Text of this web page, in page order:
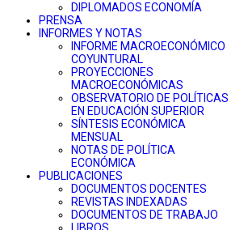
DIPLOMADOS ECONOMÍA
PRENSA
INFORMES Y NOTAS
INFORME MACROECONÓMICO
COYUNTURAL
PROYECCIONES
MACROECONÓMICAS
OBSERVATORIO DE POLÍTICAS
EN EDUCACIÓN SUPERIOR
SÍNTESIS ECONÓMICA
MENSUAL
NOTAS DE POLÍTICA
ECONÓMICA
PUBLICACIONES
DOCUMENTOS DOCENTES
REVISTAS INDEXADAS
DOCUMENTOS DE TRABAJO